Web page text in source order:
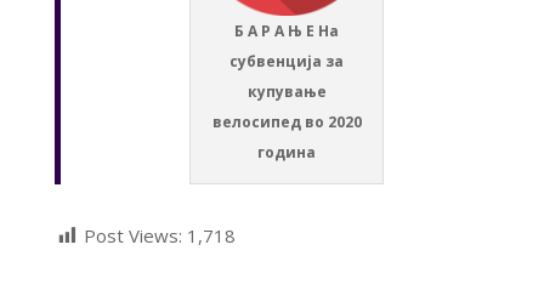
Б А Р А Њ Е На
субвенција за
купување
велосипед во 2020
година
Post Views: 1,718